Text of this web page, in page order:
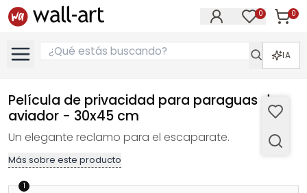
0 0
IA
Película de privacidad para paraguas de
aviador - 30x45 cm
Un elegante reclamo para el escaparate.
Más sobre este producto
1